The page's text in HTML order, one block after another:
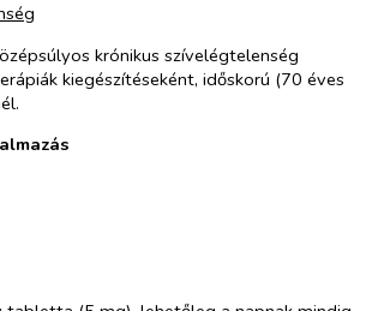
krónikus szívelégtelenség
kiegészítéseként, időskorú (70 éves